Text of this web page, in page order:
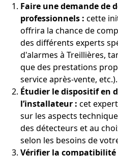
Faire une demande de
professionnels : cette
offrira la chance de
des différents experts
d'alarmes à Treillières,
que des prestations
service après-vente, etc.).
Étudier le dispositif en
l’installateur : cet
sur les aspects
des détecteurs et au
selon les besoins de
Vérifier la